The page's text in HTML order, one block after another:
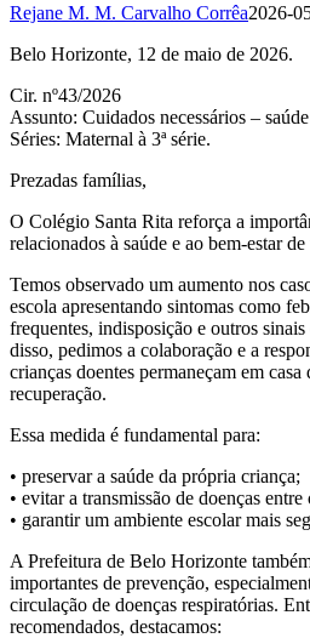
Rejane M. M. Carvalho Corrêa2026-
Belo Horizonte, 12 de maio de 2026.
Cir. nº43/2026
Assunto: Cuidados necessários –
Séries: Maternal à 3ª série.
Prezadas famílias,
O Colégio Santa Rita reforça a
relacionados à saúde e ao bem-estar
Temos observado um aumento nos
escola apresentando sintomas como
frequentes, indisposição e outros
disso, pedimos a colaboração e a
crianças doentes permaneçam em
recuperação.
Essa medida é fundamental para:
• preservar a saúde da própria criança;
• evitar a transmissão de doenças
• garantir um ambiente escolar mais
A Prefeitura de Belo Horizonte
importantes de prevenção,
circulação de doenças respiratórias.
recomendados, destacamos: